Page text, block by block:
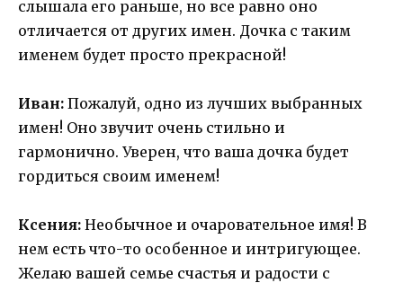
слышала его раньше, но все равно оно
отличается от других имен. Дочка с таким
именем будет просто прекрасной!
Иван: Пожалуй, одно из лучших выбранных
имен! Оно звучит очень стильно и
гармонично. Уверен, что ваша дочка будет
гордиться своим именем!
Ксения: Необычное и очаровательное имя! В
нем есть что-то особенное и интригующее.
Желаю вашей семье счастья и радости с